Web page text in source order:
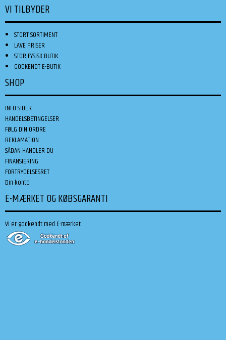
VI TILBYDER
STORT SORTIMENT
LAVE PRISER
STOR FYSISK BUTIK
GODKENDT E-BUTIK
SHOP
INFO SIDER
HANDELSBETINGELSER
FØLG DIN ORDRE
REKLAMATION
SÅDAN HANDLER DU
FINANSIERING
FORTRYDELSESRET
Din konto
E-MÆRKET OG KØBSGARANTI
Vi er godkendt med E-mærket: